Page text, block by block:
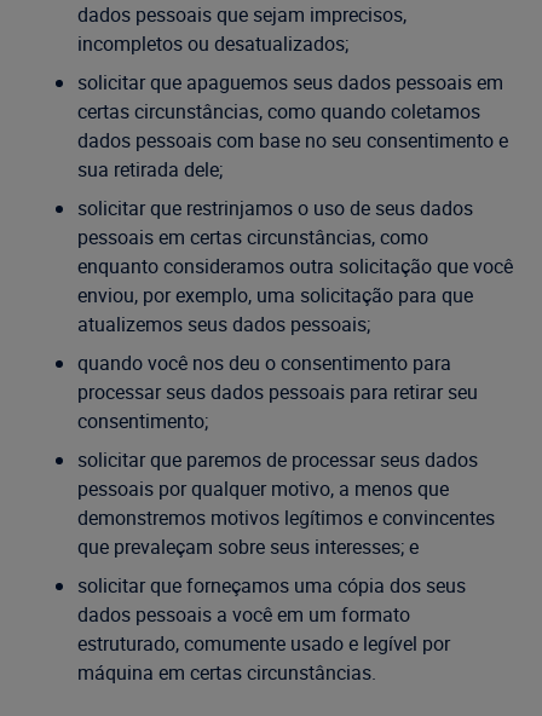
dados pessoais que sejam imprecisos,
incompletos ou desatualizados;
solicitar que apaguemos seus dados pessoais em
certas circunstâncias, como quando coletamos
dados pessoais com base no seu consentimento e
sua retirada dele;
solicitar que restrinjamos o uso de seus dados
pessoais em certas circunstâncias, como
enquanto consideramos outra solicitação que você
enviou, por exemplo, uma solicitação para que
atualizemos seus dados pessoais;
quando você nos deu o consentimento para
processar seus dados pessoais para retirar seu
consentimento;
solicitar que paremos de processar seus dados
pessoais por qualquer motivo, a menos que
demonstremos motivos legítimos e convincentes
que prevaleçam sobre seus interesses; e
solicitar que forneçamos uma cópia dos seus
dados pessoais a você em um formato
estruturado, comumente usado e legível por
máquina em certas circunstâncias.